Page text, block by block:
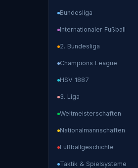
Bundesliga
Internationaler Fußball
2. Bundesliga
Champions League
HSV 1887
3. Liga
Weltmeisterschaften
Nationalmannschaften
Fußballgeschichte
Taktik & Spielsysteme